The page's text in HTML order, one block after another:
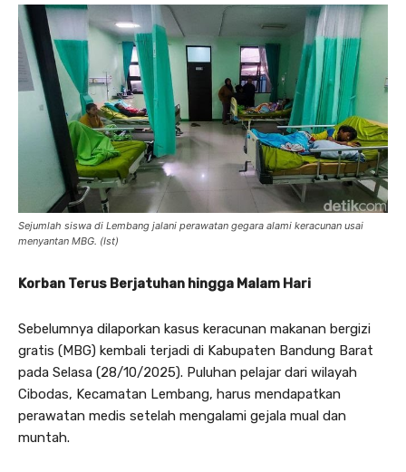
Sejumlah siswa di Lembang jalani perawatan gegara alami keracunan usai
menyantan MBG. (Ist)
Korban Terus Berjatuhan hingga Malam Hari
Sebelumnya dilaporkan kasus keracunan makanan bergizi
gratis (MBG) kembali terjadi di Kabupaten Bandung Barat
pada Selasa (28/10/2025). Puluhan pelajar dari wilayah
Cibodas, Kecamatan Lembang, harus mendapatkan
perawatan medis setelah mengalami gejala mual dan
muntah.